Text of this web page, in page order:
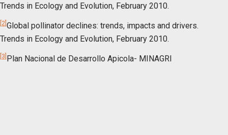
Trends in Ecology and Evolution, February 2010.
[2] Global pollinator declines: trends, impacts and drivers.
Trends in Ecology and Evolution, February 2010.
[3] Plan Nacional de Desarrollo Apicola- MINAGRI